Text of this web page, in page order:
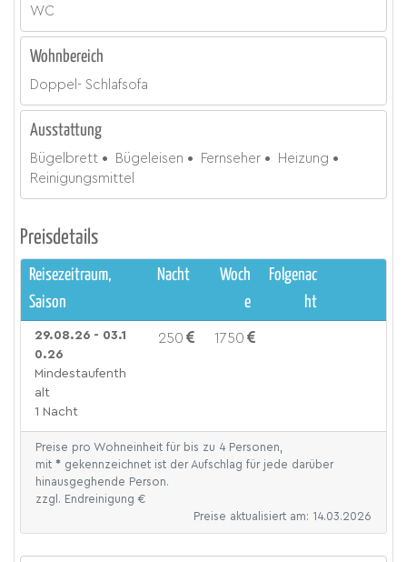
WC
Wohnbereich
Doppel- Schlafsofa
Ausstattung
Bügelbrett Bügeleisen Fernseher
Heizung
Reinigungsmittel
Preisdetails
Reisezeitraum,
Saison
Nacht
Woch
e
Folgenac
ht
29.08.26 - 03.1
0.26
250 1750
Mindestaufenth
alt
1 Nacht
Preise pro Wohneinheit für bis zu 4 Personen,
mit* gekennzeichnet ist der Aufschlag für jede darüber
hinausgeghende Person.
zzgl. Endreinigung €
Preise aktualisiert am: 14.03.2026